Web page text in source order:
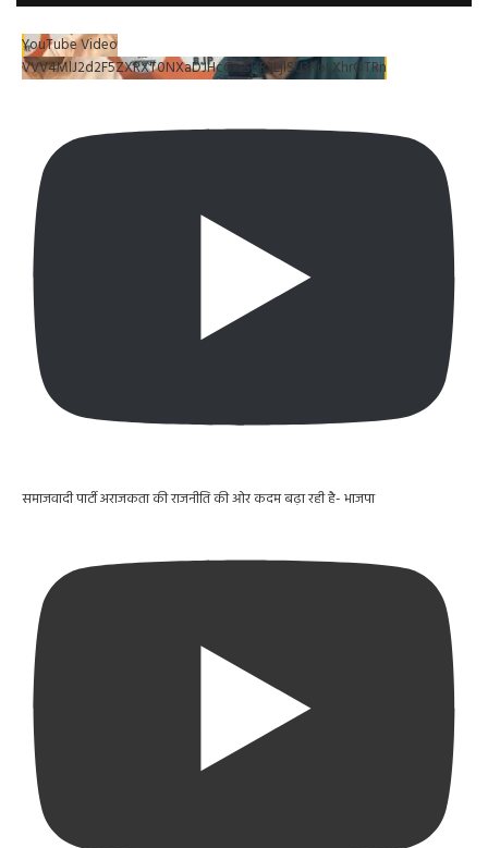
YouTube Video
VVV4MlJ2d2F5ZXRXT0NXaDJHc0xrSUR3LjlSU3RpLXhrOTRn
समाजवादी पार्टी अराजकता की राजनीति की ओर कदम बढ़ा रही है- भाजपा